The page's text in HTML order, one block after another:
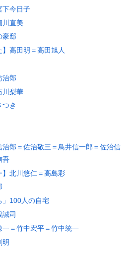
下今日子
川直美
豪邸
】高田明＝高田旭人
治郎
川梨華
つき
治郎＝佐治敬三＝鳥井信一郎＝佐治信
吾
】北川悠仁＝高島彩
」100人の自宅
誠司
一＝竹中宏平＝竹中統一
明